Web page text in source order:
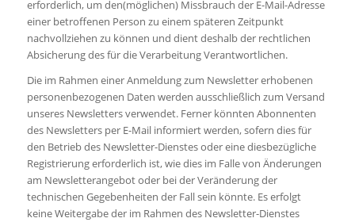
erforderlich, um den(möglichen) Missbrauch der E-Mail-Adresse
einer betroffenen Person zu einem späteren Zeitpunkt
nachvollziehen zu können und dient deshalb der rechtlichen
Absicherung des für die Verarbeitung Verantwortlichen.
Die im Rahmen einer Anmeldung zum Newsletter erhobenen
personenbezogenen Daten werden ausschließlich zum Versand
unseres Newsletters verwendet. Ferner könnten Abonnenten
des Newsletters per E-Mail informiert werden, sofern dies für
den Betrieb des Newsletter-Dienstes oder eine diesbezügliche
Registrierung erforderlich ist, wie dies im Falle von Änderungen
am Newsletterangebot oder bei der Veränderung der
technischen Gegebenheiten der Fall sein könnte. Es erfolgt
keine Weitergabe der im Rahmen des Newsletter-Dienstes